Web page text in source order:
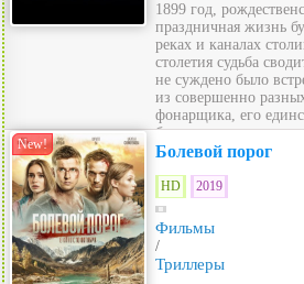
1899 год,
праздничная жизнь
реках и каналах
столетия судьба
не суждено было
из совершенно
фонарщика, его
богатство —
New! Болевой порог
HD 2019
Фильмы
/
Триллеры